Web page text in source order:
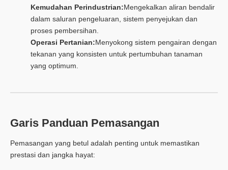
Kemudahan Perindustrian:Mengekalkan aliran bendalir
dalam saluran pengeluaran, sistem penyejukan dan
proses pembersihan.
Operasi Pertanian:Menyokong sistem pengairan dengan
tekanan yang konsisten untuk pertumbuhan tanaman
yang optimum.
Garis Panduan Pemasangan
Pemasangan yang betul adalah penting untuk memastikan
prestasi dan jangka hayat: